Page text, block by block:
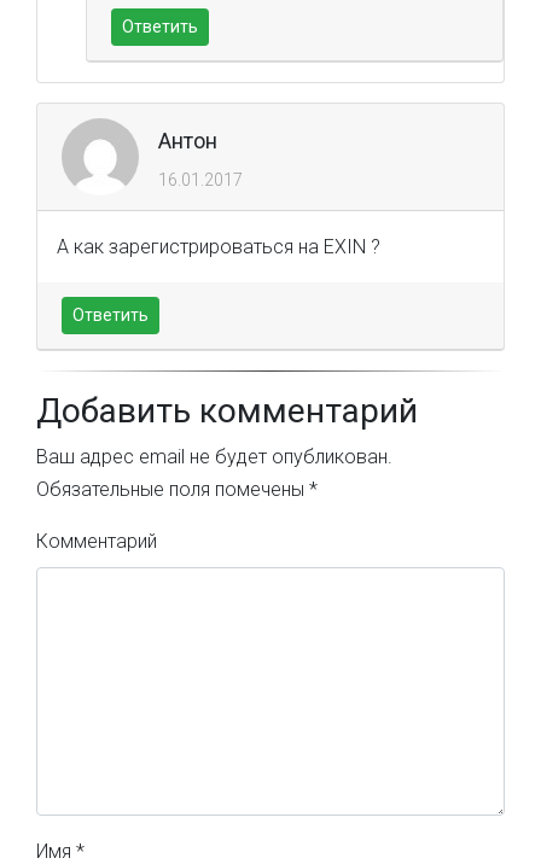
Ответить
Антон
16.01.2017
А как зарегистрироваться на EXIN ?
Ответить
Добавить комментарий
Ваш адрес email не будет опубликован.
Обязательные поля помечены *
Комментарий
Имя *